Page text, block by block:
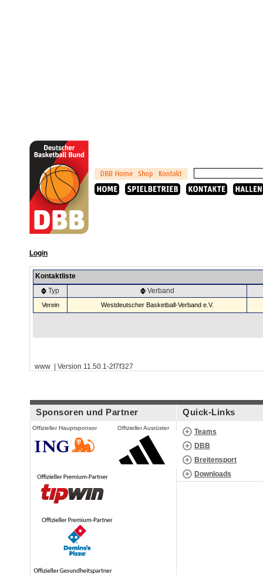
Login
Kontaktliste
Typ
Verband
Verein Westdeutscher Basketball-Verband e.V.
www | Version 11.50.1-2f7f327
Sponsoren und Partner
Offizieller Hauptsponsor Offizieller Ausrüster
Quick-Links
Teams
DBB
Breitensport
Downloads